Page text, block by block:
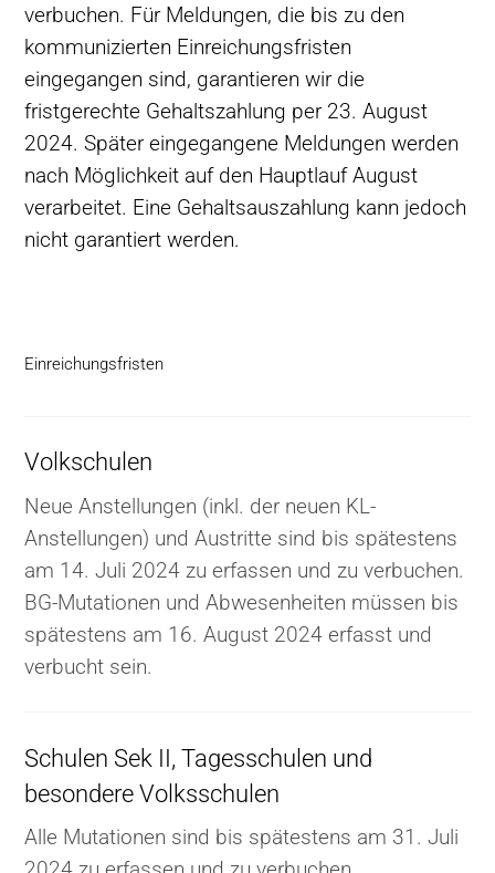
verbuchen. Für Meldungen, die bis zu den
kommunizierten Einreichungsfristen
eingegangen sind, garantieren wir die
fristgerechte Gehaltszahlung per 23. August
2024. Später eingegangene Meldungen werden
nach Möglichkeit auf den Hauptlauf August
verarbeitet. Eine Gehaltsauszahlung kann jedoch
nicht garantiert werden.
Einreichungsfristen
Volkschulen
Neue Anstellungen (inkl. der neuen KL-
Anstellungen) und Austritte sind bis spätestens
am 14. Juli 2024 zu erfassen und zu verbuchen.
BG-Mutationen und Abwesenheiten müssen bis
spätestens am 16. August 2024 erfasst und
verbucht sein.
Schulen Sek II, Tagesschulen und
besondere Volksschulen
Alle Mutationen sind bis spätestens am 31. Juli